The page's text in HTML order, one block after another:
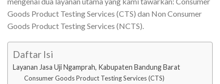
Goods Product Testing Services (CTS) dan Non Consumer
Goods Product Testing Services (NCTS).
Daftar Isi
Layanan Jasa Uji Ngamprah, Kabupaten Bandung Barat
Consumer Goods Product Testing Services (CTS)